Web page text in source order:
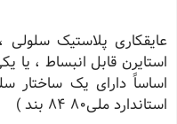
عایقکاری پلاستیک سلولی
استایرن قابل انبساط ، یا
اساساً دارای یک ساختار
استاندارد ملی80 84 بند )